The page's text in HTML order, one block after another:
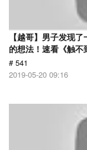
【越哥】男子发现
的想法！速看《触不
# 541
2019-05-20 09:16